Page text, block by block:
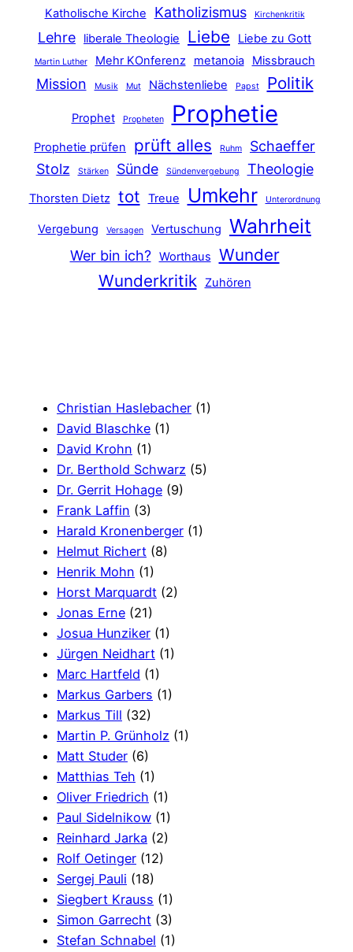
Katholische Kirche Katholizismus Kirchenkritik
Lehre liberale Theologie Liebe Liebe zu Gott
Martin Luther Mehr KOnferenz metanoia Missbrauch
Mission Musik Mut Nächstenliebe Papst Politik
Prophet Propheten Prophetie
Prophetie prüfen prüft alles Ruhm
Schaeffer
Stolz
Stärken Sünde Sündenvergebung Theologie
Thorsten Dietz tot Treue Umkehr Unterordnung
Vergebung Versagen Vertuschung Wahrheit
Wer bin ich? Worthaus
Wunder
Wunderkritik
Zuhören
Christian Haslebacher (1)
David Blaschke (1)
David Krohn (1)
Dr. Berthold Schwarz (5)
Dr. Gerrit Hohage (9)
Frank Laffin (3)
Harald Kronenberger (1)
Helmut Richert (8)
Henrik Mohn (1)
Horst Marquardt (2)
Jonas Erne (21)
Josua Hunziker (1)
Jürgen Neidhart (1)
Marc Hartfeld (1)
Markus Garbers (1)
Markus Till (32)
Martin P. Grünholz (1)
Matt Studer (6)
Matthias Teh (1)
Oliver Friedrich (1)
Paul Sidelnikow (1)
Reinhard Jarka (2)
Rolf Oetinger (12)
Sergej Pauli (18)
Siegbert Krauss (1)
Simon Garrecht (3)
Stefan Schnabel (1)